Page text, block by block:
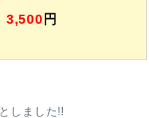
3,500 円
としました!!